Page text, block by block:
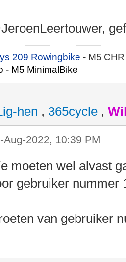
209 Rowingbike- M5
- M5 MinimalBike
hen , 365cycle ,
Aug-2022, 10:39 PM
moeten wel alvast
gebruiker nummer
van gebruiker